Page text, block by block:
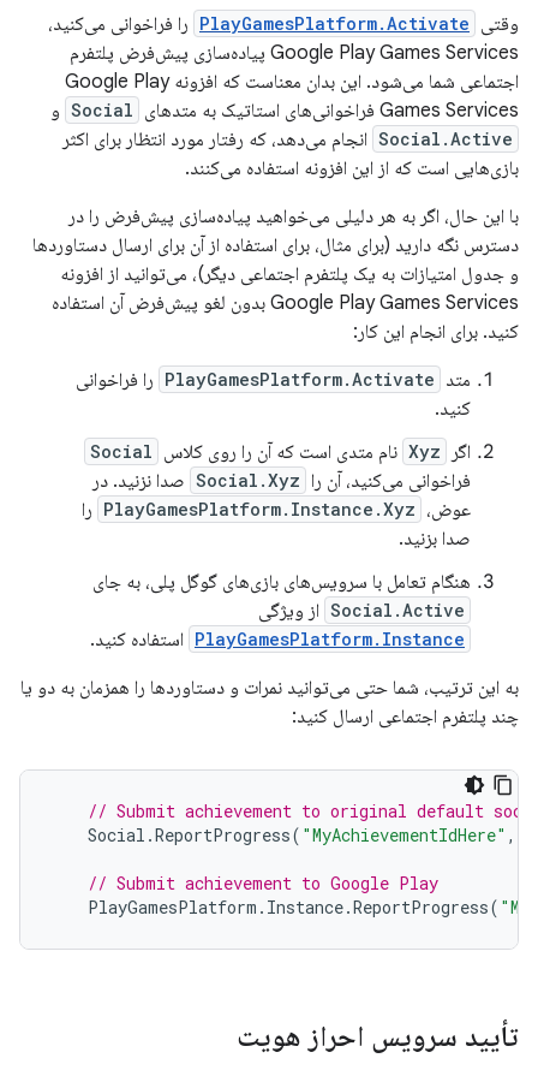
وقتی PlayGamesPlatform.Activate را فراخوانی می‌کنید،
Google Play Games Services پیاده‌سازی پیش‌فرض پلتفرم
اجتماعی شما می‌شود. این بدان معناست که افزونه Google Play
Games Services فراخوانی‌های استاتیک به متدهای
Social و
Social.Active انجام می‌دهد، که رفتار مورد انتظار برای اکثر
بازی‌هایی است که از این افزونه استفاده می‌کنند.
با این حال، اگر به هر دلیلی می‌خواهید پیاده‌سازی پیش‌فرض را در
دسترس نگه دارید (برای مثال، برای استفاده از آن برای ارسال دستاوردها
و جدول امتیازات به یک پلتفرم اجتماعی دیگر)، می‌توانید از افزونه
Google Play Games Services بدون لغو پیش‌فرض آن استفاده
کنید. برای انجام این کار:
متد PlayGamesPlatform.Activate را فراخوانی
کنید.
اگر
Xyz نام متدی است که آن را روی کلاس Social
فراخوانی می‌کنید، آن را Social.Xyz صدا نزنید. در
عوض، PlayGamesPlatform.Instance.Xyz را
صدا بزنید.
هنگام تعامل با سرویس‌های بازی‌های گوگل پلی، به جای
Social.Active از ویژگی
PlayGamesPlatform.Instance استفاده کنید.
به این ترتیب، شما حتی می‌توانید نمرات و دستاوردها را همزمان به دو یا
چند پلتفرم اجتماعی ارسال کنید:
// Submit achievement to original default
Social .ReportProgress( "MyAchievementIdHere" ,
// Submit achievement to Google Play
PlayGamesPlatform . Instance.ReportProgress(
تأیید سرویس احراز هویت